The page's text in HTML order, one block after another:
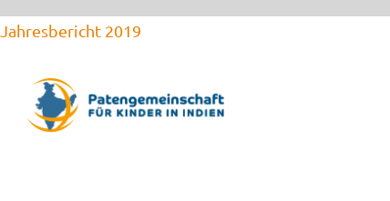
Zum
Inhalt
Jahresbericht 2019